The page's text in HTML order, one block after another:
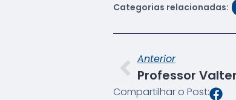
Categorias relacionadas:
Anterior
Compartilhar o Post: